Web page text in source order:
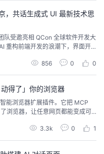
，共话生成式 UI 最新技术思
受邀亮相 QCon 全球软件开发大
重构前端开发的浪潮下，界面开
与工具生态……本次分享，OpenT
面向生成式 U...
856 0 0
得了」你的浏览器
能浏览器扩展插件。它把 MCP
浏览器，让任意网页都能变成可
、以领域专家身份响应。
3.3k 0 1